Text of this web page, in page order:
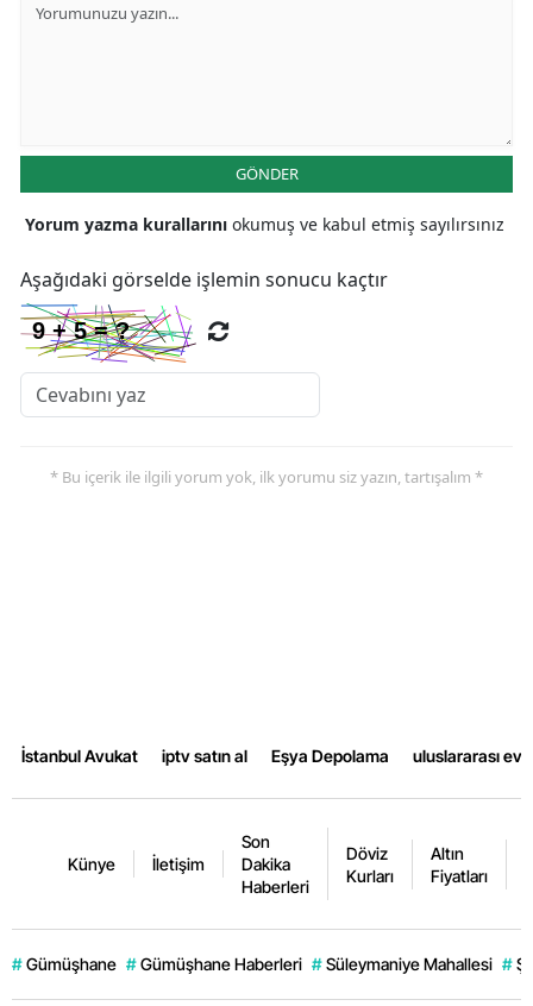
GÖNDER
Yorum yazma kurallarını okumuş ve kabul etmiş sayılırsınız
Aşağıdaki görselde işlemin sonucu kaçtır
* Bu içerik ile ilgili yorum yok, ilk yorumu siz yazın, tartışalım *
İstanbul Avukat iptv satın al Eşya Depolama uluslararası
Künye İletişim
Son
Dakika
Haberleri
Döviz
Kurları
Altın
Fiyatları
# Gümüşhane # Gümüşhane Haberleri # Süleymaniye Mahallesi #